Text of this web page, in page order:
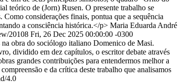
teórico de (Jorn) Rusen. O presente trabalho se
considerações finais, pontua que a sequência
a consciência histórica.</p> Maria Eduarda André
20108 Fri, 26 Dec 2025 00:00:00 -0300
na obra do sociólogo italiano Domenico de Masi.
dividido em dez capítulos, o escritor debate através
grandes contribuições para entendermos melhor a
e da crítica deste trabalho que analisamos
4.0